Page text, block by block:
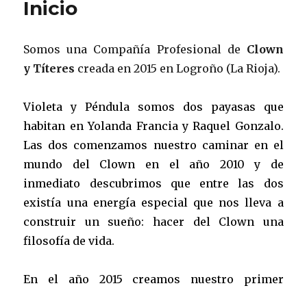
Inicio
Somos una Compañía Profesional de Clown
y Títeres creada en 2015 en Logroño (La Rioja).
Violeta y Péndula somos dos payasas que
habitan en Yolanda Francia y Raquel Gonzalo.
Las dos comenzamos nuestro caminar en el
mundo del Clown en el año 2010 y de
inmediato descubrimos que entre las dos
existía una energía especial que nos lleva a
construir un sueño: hacer del Clown una
filosofía de vida.
En el año 2015 creamos nuestro primer